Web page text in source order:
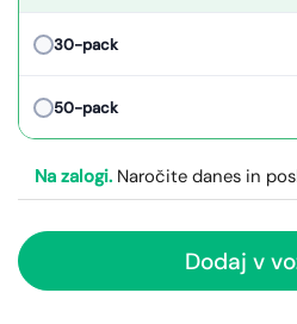
30-pack
50-pack
Na zalogi. Naročite danes in
Dodaj v